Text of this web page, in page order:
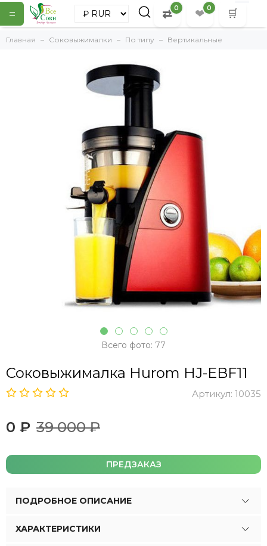
= ⇄ 0 ❤ 0 🛒
Главная Соковыжималки По типу Вертикальные
Всего фото: 77
Соковыжималка Hurom HJ-EBF11
Артикул: 10035
0 ₽ 39 000 ₽
ПРЕДЗАКАЗ
ПОДРОБНОЕ ОПИСАНИЕ
ХАРАКТЕРИСТИКИ